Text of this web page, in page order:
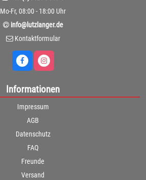
Mo-Fr, 08:00 - 18:00 Uhr
info@lutzlanger.de
Kontaktformular
Informationen
Impressum
AGB
Datenschutz
FAQ
Freunde
Versand